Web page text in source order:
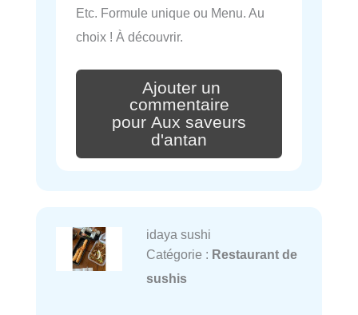
Etc. Formule unique ou Menu. Au
choix ! À découvrir.
Ajouter un
commentaire
pour Aux saveurs
d'antan
idaya sushi
Catégorie : Restaurant de
sushis